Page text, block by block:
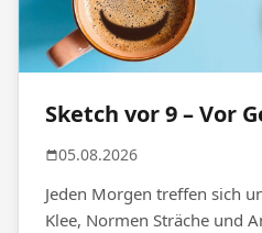
Sketch vor 9 – Vor
05.08.2026
Jeden Morgen treffen sich
Klee, Normen Sträche und